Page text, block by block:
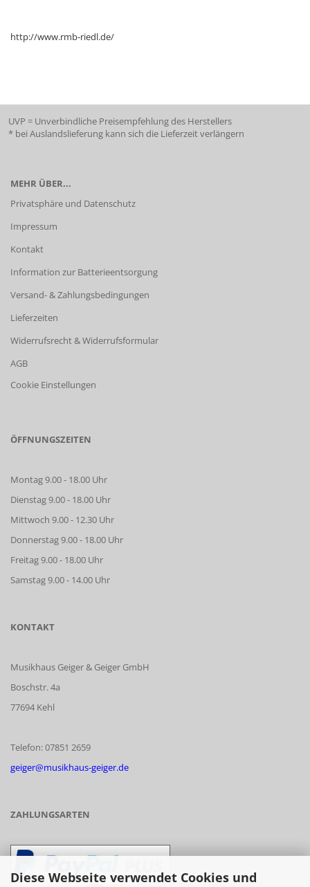
Diese Webseite verwendet Cookies und
http://www.rmb-riedl.de/
UVP = Unverbindliche Preisempfehlung des Herstellers
* bei Auslandslieferung kann sich die Lieferzeit verlängern
MEHR ÜBER...
Privatsphäre und Datenschutz
Impressum
Kontakt
Information zur Batterieentsorgung
Versand- & Zahlungsbedingungen
Lieferzeiten
Widerrufsrecht & Widerrufsformular
AGB
Cookie Einstellungen
ÖFFNUNGSZEITEN
Montag 9.00 - 18.00 Uhr
Dienstag 9.00 - 18.00 Uhr
Mittwoch 9.00 - 12.30 Uhr
Donnerstag 9.00 - 18.00 Uhr
Freitag 9.00 - 18.00 Uhr
Samstag 9.00 - 14.00 Uhr
KONTAKT
Musikhaus Geiger & Geiger GmbH
Boschstr. 4a
77694 Kehl
Telefon: 07851 2659
geiger@musikhaus-geiger.de
ZAHLUNGSARTEN